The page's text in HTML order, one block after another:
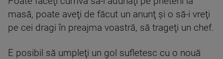
masă, poate aveţi de făcut un anunţ şi o să-i vreţi
pe cei dragi în preajma voastră, să trageţi un chef.
E posibil să umpleţi un gol sufletesc cu o nouă